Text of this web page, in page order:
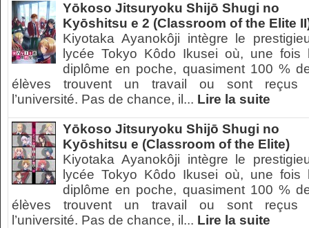
Yōkoso Jitsuryoku Shijō Shugi no
Kyōshitsu e 2 (Classroom of the Elite
Kiyotaka Ayanokôji intègre le
lycée Tokyo Kôdo Ikusei où, une fois
diplôme en poche, quasiment 100 %
élèves trouvent un travail ou sont reçus
l’université. Pas de chance, il... Lire la suite
Yōkoso Jitsuryoku Shijō Shugi no
Kyōshitsu e (Classroom of the Elite)
Kiyotaka Ayanokôji intègre le
lycée Tokyo Kôdo Ikusei où, une fois
diplôme en poche, quasiment 100 %
élèves trouvent un travail ou sont reçus
l’université. Pas de chance, il... Lire la suite